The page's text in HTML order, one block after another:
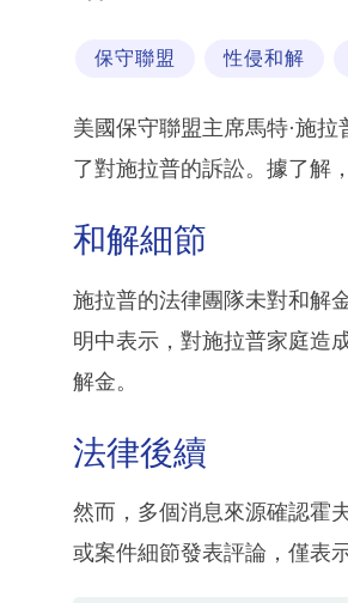
保守聯盟 性侵和解
美國保守聯盟主席馬特·施
了對施拉普的訴訟。據了解
和解細節
施拉普的法律團隊未對和解
明中表示，對施拉普家庭造
解金。
法律後續
然而，多個消息來源確認霍
或案件細節發表評論，僅表